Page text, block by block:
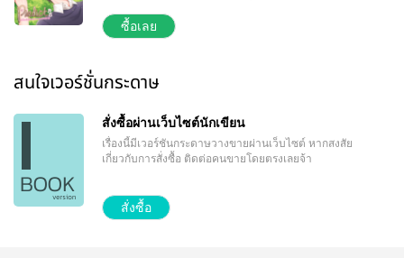
รอยยิ้มกริ่มของคิวอย่างสับสน “รุ่นพี่จะมาให้ผมดูไพ่เรื่อง
ของผมเนี่ยนะครับ” “ไม่ได้รึไง” อีกฝ่ายหัวเราะ “เห็นป้าย
เป็นข่าวหลุดไปถึงเหล่าแฟนคลับของเดือนคณะตรงหน้า
สาวๆ พวกนั้นเลยได้แต่เงียบไว้ “ก็ได้ครับ แล้วรุ่นพี่อยาก
รู้เรื่องอะไร… ของผมล่ะครับ” คิวเลื่อนมือซ้ายไปด้าน
หน้า ดึงไพ่ออกมาใบหนึ่ง “อยากรู้ว่าพรุ่งนี้เท็นจะไปกิน
ข้าวกับพี่ไหม” คนผมดำหลุบตาลงต่ำ คิ้วขมวดเล็กน้อย
คนฟังพลิกไพ่ในมือหงายขึ้น มองมันอยู่ชั่วครู่ ขยับแขน
อีกข้างหนึ่งเท้าคางตนเอง ยื่นตัวเข้าไปกระซิบให้คู่
สนทนาได้ยินเพียงคนเดียว “ถ้าไปกินข้าวที่ห้องพี่ก็ไม่
ซื้อเลย
สนใจเวอร์ชั่นกระดาษ
สั่งซื้อผ่านเว็บไซต์นักเขียน
เรื่องนี้มีเวอร์ชันกระดาษวางขายผ่านเว็บไซต์ หากสงสัย
เกี่ยวกับการสั่งซื้อ ติดต่อคนขายโดยตรงเลยจ้า
สั่งซื้อ